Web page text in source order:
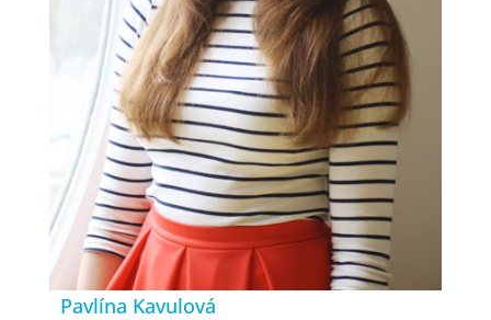
Pavlína Kavulová